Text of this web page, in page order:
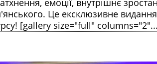
емоції, внутрішнє
Це ексклюзивне видання
[gallery size="full"